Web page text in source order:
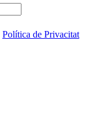
Política de Privacitat